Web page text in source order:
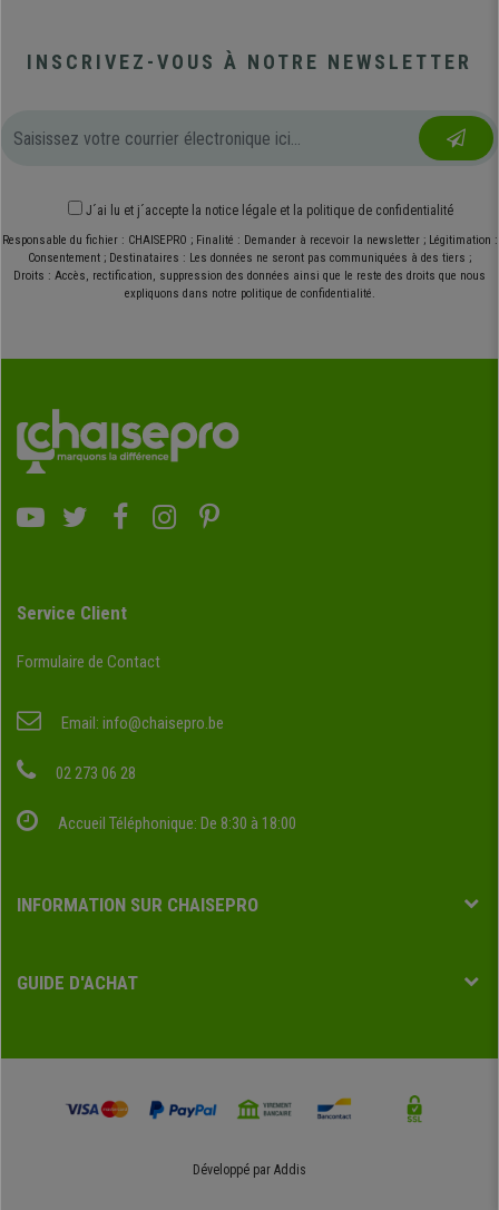
INSCRIVEZ-VOUS À NOTRE NEWSLETTER
J´ai lu et j´accepte la notice légale et la politique de confidentialité
Responsable du fichier : CHAISEPRO ; Finalité : Demander à recevoir la newsletter ; Légitimation :
Consentement ; Destinataires : Les données ne seront pas communiquées à des tiers ;
Droits : Accès, rectification, suppression des données ainsi que le reste des droits que nous
expliquons dans notre politique de confidentialité.
Service Client
Formulaire de Contact
Email: info@chaisepro.be
02 273 06 28
Accueil Téléphonique: De 8:30 à 18:00
INFORMATION SUR CHAISEPRO
GUIDE D'ACHAT
Développé par Addis